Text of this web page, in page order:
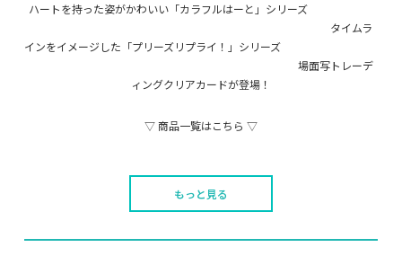
ハートを持った姿がかわいい「カラフルはーと」シリーズ
タイムラ
インをイメージした「プリーズリプライ！」シリーズ
場面写トレーデ
ィングクリアカードが登場！
▽ 商品一覧はこちら ▽
もっと見る